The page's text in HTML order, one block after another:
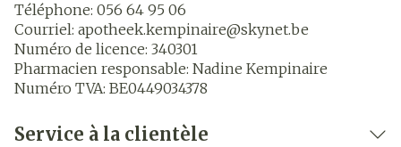
Téléphone: 056 64 95 06
Courriel: apotheek.kempinaire@skynet.be
Numéro de licence: 340301
Pharmacien responsable: Nadine Kempinaire
Numéro TVA: BE0449034378
Service à la clientèle